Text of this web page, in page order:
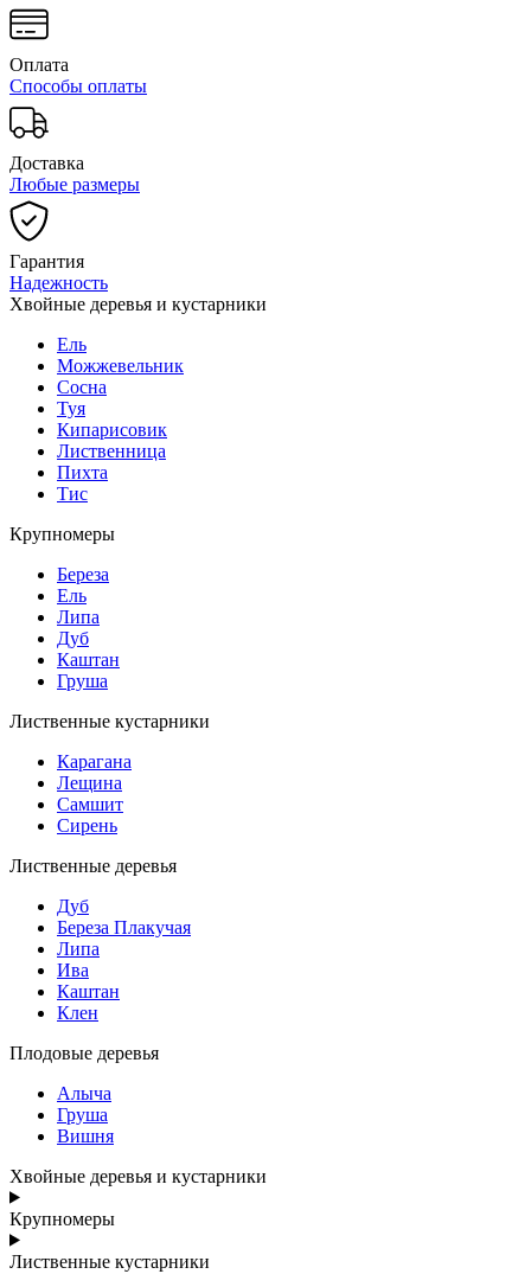
Оплата
Способы оплаты
Доставка
Любые размеры
Гарантия
Надежность
Хвойные деревья и кустарники
Ель
Можжевельник
Сосна
Туя
Кипарисовик
Лиственница
Пихта
Тис
Крупномеры
Береза
Ель
Липа
Дуб
Каштан
Груша
Лиственные кустарники
Карагана
Лещина
Самшит
Сирень
Лиственные деревья
Дуб
Береза Плакучая
Липа
Ива
Каштан
Клен
Плодовые деревья
Алыча
Груша
Вишня
Хвойные деревья и кустарники
Крупномеры
Лиственные кустарники